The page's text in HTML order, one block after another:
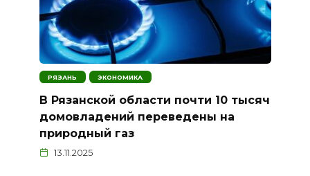
РЯЗАНЬ ЭКОНОМИКА
В Рязанской области почти 10 тысяч
домовладений переведены на
природный газ
13.11.2025